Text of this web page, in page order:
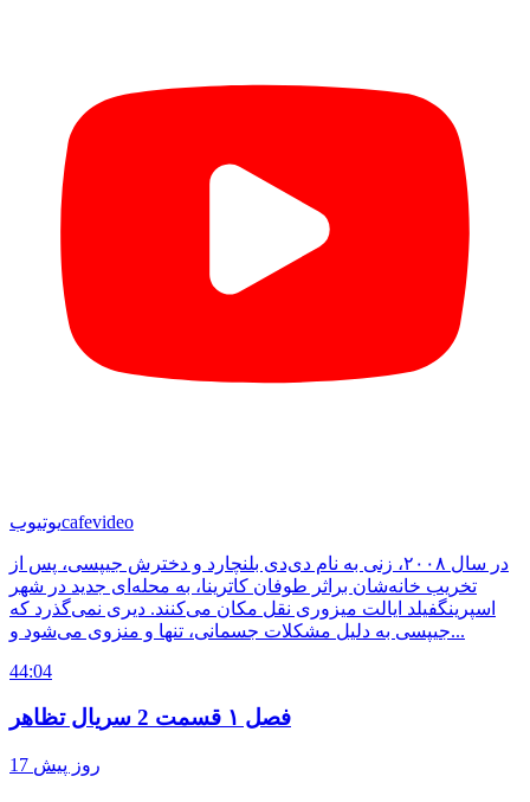
یوتیوبcafevideo
در سال ۲۰۰۸، زنی به نام دی‌دی بلنچارد و دخترش جیپسی، پس از
تخریب خانه‌شان براثر طوفان کاترینا، به محله‌ای جدید در شهر
اسپرینگفیلد ایالت میزوری نقل مکان می‌کنند. دیری نمی‌گذرد که
جیپسی به دلیل مشکلات جسمانی، تنها و منزوی می‌شود و...
44:04
فصل ۱ قسمت 2 سریال تظاهر
17 روز پیش